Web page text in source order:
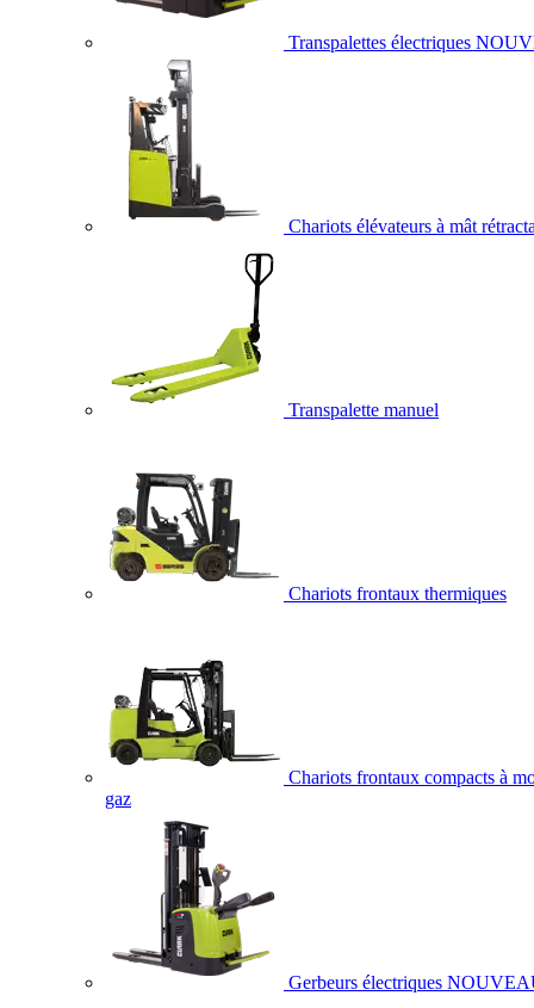
Transpalettes électriques
Chariots élévateurs à mât
Transpalette manuel
Chariots frontaux thermiques
Chariots frontaux compacts à
gaz
Gerbeurs électriques